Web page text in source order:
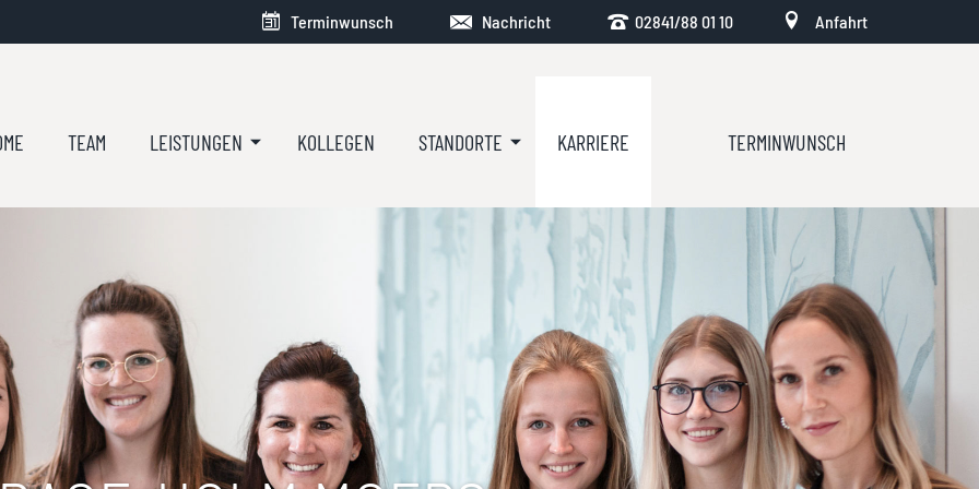
Terminwunsch Nachricht 02841/88 01 10 Anfahrt
TEAM LEISTUNGEN KOLLEGEN STANDORTE KARRIERE TERMINWUNSCH